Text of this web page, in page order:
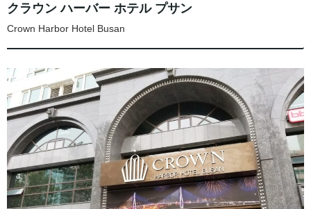
クラウン ハーバー ホテル プサン
Crown Harbor Hotel Busan